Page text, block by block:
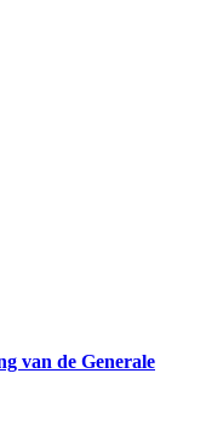
van de Generale